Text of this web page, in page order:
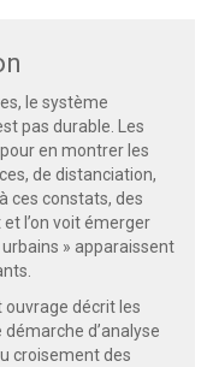
le système
pas durable. Les
en montrer les
de distanciation,
ces constats, des
l’on voit émerger
» apparaissent
ouvrage décrit les
d’analyse
croisement des